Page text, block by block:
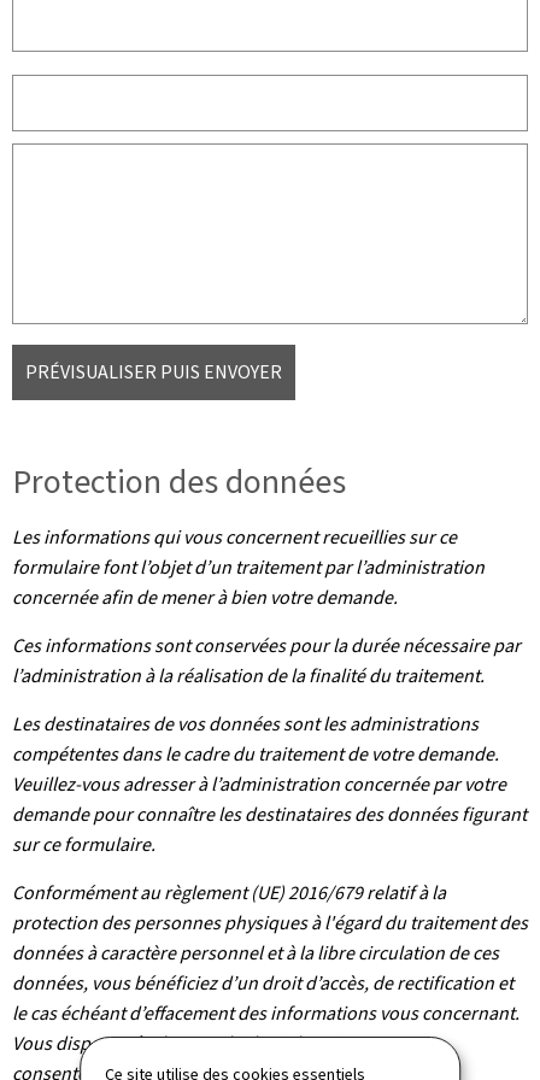
Ce site utilise des cookies essentiels
PRÉVISUALISER PUIS ENVOYER
Protection des données
Les informations qui vous concernent recueillies sur ce
formulaire font l’objet d’un traitement par l’administration
concernée afin de mener à bien votre demande.
Ces informations sont conservées pour la durée nécessaire par
l’administration à la réalisation de la finalité du traitement.
Les destinataires de vos données sont les administrations
compétentes dans le cadre du traitement de votre demande.
Veuillez-vous adresser à l’administration concernée par votre
demande pour connaître les destinataires des données figurant
sur ce formulaire.
Conformément au règlement (UE) 2016/679 relatif à la
protection des personnes physiques à l'égard du traitement des
données à caractère personnel et à la libre circulation de ces
données, vous bénéficiez d’un droit d’accès, de rectification et
le cas échéant d’effacement des informations vous concernant.
Vous disposez également du droit de retirer votre
consentement à tout moment.